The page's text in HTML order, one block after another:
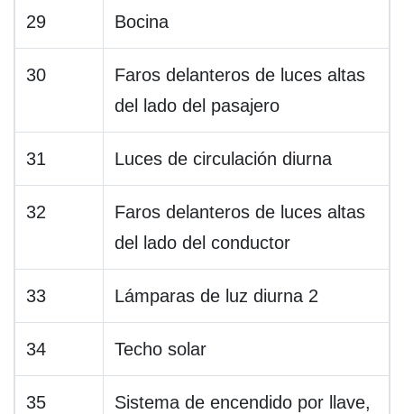
29 Bocina
30
Faros delanteros de luces altas
del lado del pasajero
31 Luces de circulación diurna
32
Faros delanteros de luces altas
del lado del conductor
33 Lámparas de luz diurna 2
34 Techo solar
35
Sistema de encendido por llave,